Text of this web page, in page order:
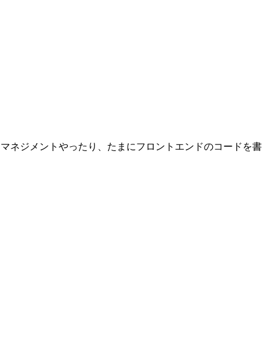
ネジメントやったり、たまにフロントエンドのコードを書